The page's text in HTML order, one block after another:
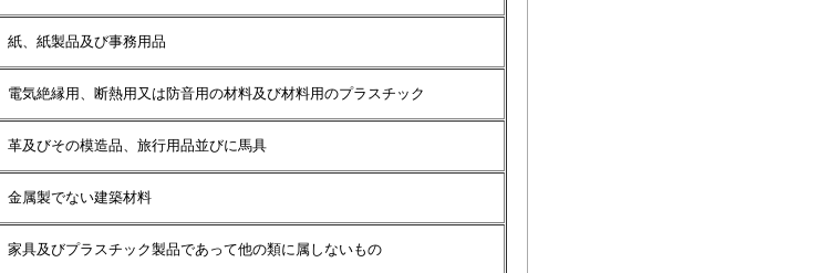
紙、紙製品及び事務用品
電気絶縁用、断熱用又は防音用の材料及び材料用のプラスチック
革及びその模造品、旅行用品並びに馬具
金属製でない建築材料
家具及びプラスチック製品であって他の類に属しないもの